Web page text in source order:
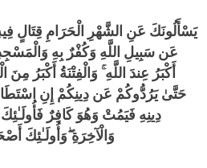
يَسْأَلُونَكَ عَنِ الشَّهْرِ الْحَرَامِ قِتَالٍ
عَن سَبِيلِ اللَّهِ وَكُفْرٌ بِهِ
أَكْبَرُ عِندَ اللَّهِ ۚ وَالْفِتْنَةُ أَكْبَرُ مِنَ
حَتَّىٰ يَرُدُّوكُمْ عَن دِينِكُمْ إِنِ
دِينِهِ فَيَمُتْ وَهُوَ كَافِرٌ
وَالْآخِرَةِ ۖوَأُولَـٰئِكَ